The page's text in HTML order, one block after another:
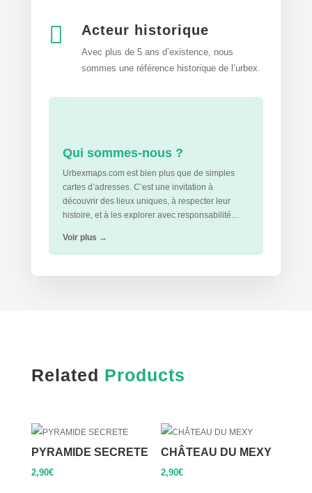
 Acteur historique
Avec plus de 5 ans d’existence, nous
sommes une référence historique de l’urbex.
Qui sommes-nous ?
Urbexmaps.com est bien plus que de simples
cartes d’adresses. C’est une invitation à
découvrir des lieux uniques, à respecter leur
histoire, et à les explorer avec responsabilité…
Voir plus →
Related Products
PYRAMIDE SECRETE
2,90€
CHÂTEAU DU MEXY
2,90€